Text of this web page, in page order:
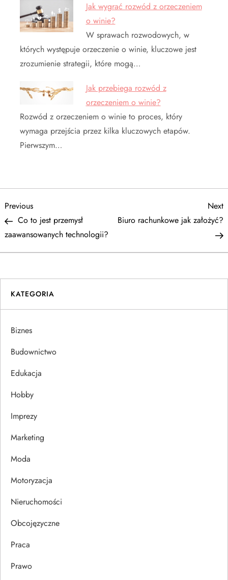
Jak wygrać rozwód z orzeczeniem
o winie?
W sprawach rozwodowych, w
których występuje orzeczenie o winie, kluczowe jest
zrozumienie strategii, które mogą…
Jak przebiega rozwód z
orzeczeniem o winie?
Rozwód z orzeczeniem o winie to proces, który
wymaga przejścia przez kilka kluczowych etapów.
Pierwszym…
N
a
w
i
g
a
c
a
w
p
u
Previous
Post
Previous
Co to jest przemysł
zaawansowanych technologii?
Next
Biuro rachunkowe jak założyć?
KATEGORIA
Biznes
Budownictwo
Edukacja
Hobby
Imprezy
Marketing
Moda
Motoryzacja
Nieruchomości
Obcojęzyczne
Praca
Prawo